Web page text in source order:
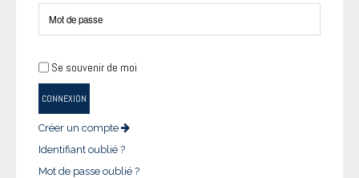
Se souvenir de moi
CONNEXION
Créer un compte
Identifiant oublié ?
Mot de passe oublié ?